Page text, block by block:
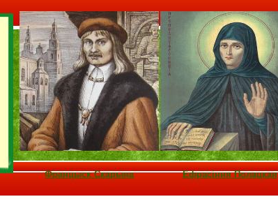
Францыск Скарына Ефрасіння Полацкая